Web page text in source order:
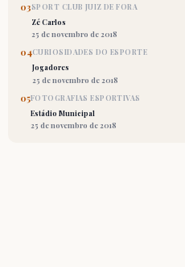
03SPORT CLUB JUIZ DE FORA
Zé Carlos
25 de novembro de 2018
04CURIOSIDADES DO ESPORTE
Jogadores
25 de novembro de 2018
05FOTOGRAFIAS ESPORTIVAS
Estádio Municipal
25 de novembro de 2018